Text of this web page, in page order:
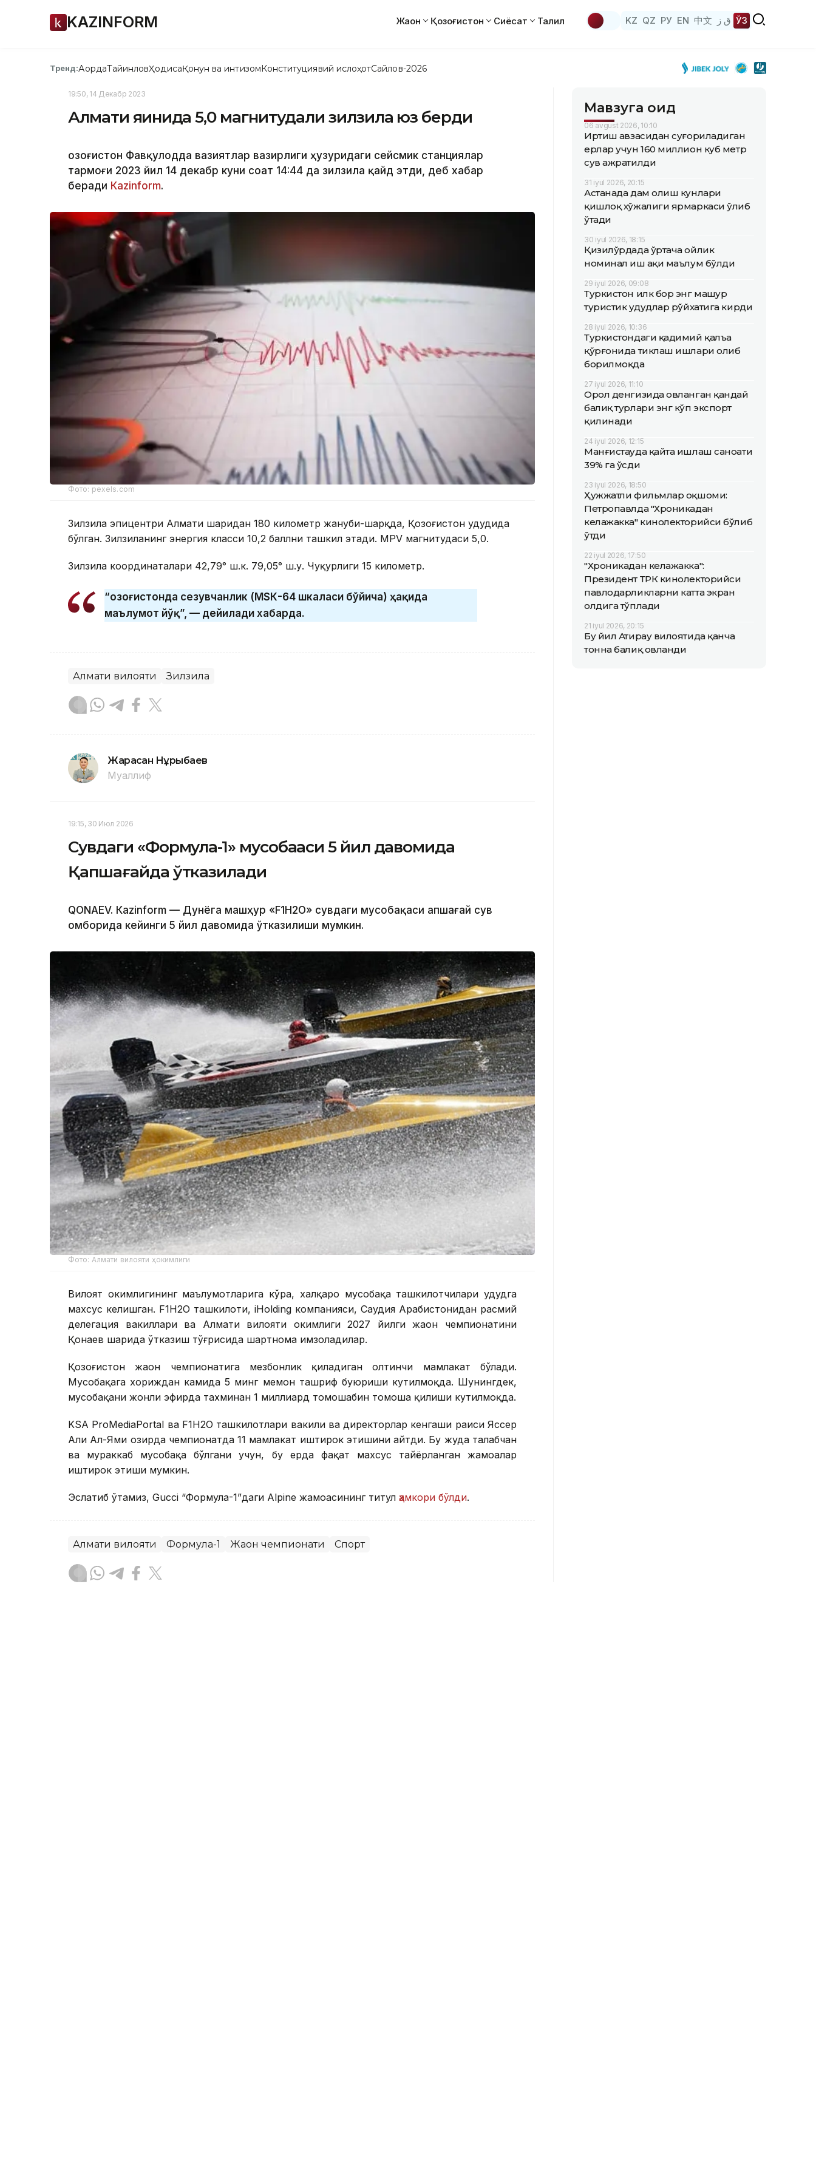
KAZINFORM Жаҳон Қозоғистон Сиёсат Таҳлил KZ QZ РУ EN 中文 ق ز ЎЗ
Тренд:АқордаТайинловҲодисаҚонун ва интизомКонституциявий ислоҳотСайлов-2026
19:50, 14 Декабр 2023
Алмати яқинида 5,0 магнитудали зилзила юз берди
Қозоғистон Фавқулодда вазиятлар вазирлиги ҳузуридаги сейсмик станциялар
тармоғи 2023 йил 14 декабр куни соат 14:44 да зилзила қайд этди, деб хабар
беради Каzinform.
Фото: pexels.com
Зилзила эпицентри Алмати шаҳридан 180 километр жануби-шарқда, Қозоғистон ҳудудида
бўлган. Зилзиланинг энергия класси 10,2 баллни ташкил этади. MPV магнитудаси 5,0.
Зилзила координаталари 42,79° ш.к. 79,05° ш.у. Чуқурлиги 15 километр.
“Қозоғистонда сезувчанлик (МSК-64 шкаласи бўйича) ҳақида
маълумот йўқ”, — дейилади хабарда.
Алмати вилояти Зилзила
Жарасқан Нұрыбаев
Муаллиф
19:15, 30 Июл 2026
Сувдаги «Формула-1» мусобақаси 5 йил давомида
Қапшағайда ўтказилади
QONAEV. Кazinform — Дунёга машҳур «F1H2O» сувдаги мусобақаси Қапшағай сув
омборида кейинги 5 йил давомида ўтказилиши мумкин.
Фото: Алмати вилояти ҳокимлиги
Вилоят ҳокимлигининг маълумотларига кўра, халқаро мусобақа ташкилотчилари ҳудудга
махсус келишган. F1H2O ташкилоти, iHolding компанияси, Саудия Арабистонидан расмий
делегация вакиллари ва Алмати вилояти ҳокимлиги 2027 йилги жаҳон чемпионатини
Қонаев шаҳрида ўтказиш тўғрисида шартнома имзоладилар.
Қозоғистон жаҳон чемпионатига мезбонлик қиладиган олтинчи мамлакат бўлади.
Мусобақага хориждан камида 5 минг меҳмон ташриф буюриши кутилмоқда. Шунингдек,
мусобақани жонли эфирда тахминан 1 миллиард томошабин томоша қилиши кутилмоқда.
KSA ProMediaPortal ва F1H2O ташкилотлари вакили ва директорлар кенгаши раиси Яссер
Али Ал-Ями ҳозирда чемпионатда 11 мамлакат иштирок этишини айтди. Бу жуда талабчан
ва мураккаб мусобақа бўлгани учун, бу ерда фақат махсус тайёрланган жамоалар
иштирок этиши мумкин.
Эслатиб ўтамиз, Gucci “Формула-1”даги Alpine жамоасининг титул ҳамкори бўлди.
Алмати вилояти Формула-1 Жаҳон чемпионати Спорт
Мавзуга оид
06 avgust 2026, 10:10
Иртиш ҳавзасидан суғориладиган
ерлар учун 160 миллион куб метр
сув ажратилди
31 iyul 2026, 20:15
Астанада дам олиш кунлари
қишлоқ хўжалиги ярмаркаси ўлиб
ўтади
30 iyul 2026, 18:15
Қизилўрдада ўртача ойлик
номинал иш ҳақи маълум бўлди
29 iyul 2026, 09:08
Туркистон илк бор энг машҳур
туристик ҳудудлар рўйхатига кирди
28 iyul 2026, 10:36
Туркистондаги қадимий қалъа
қўрғонида тиклаш ишлари олиб
борилмоқда
27 iyul 2026, 11:10
Орол денгизида овланган қандай
балиқ турлари энг кўп экспорт
қилинади
24 iyul 2026, 12:15
Манғистауда қайта ишлаш саноати
39% га ўсди
23 iyul 2026, 18:50
Ҳужжатли фильмлар оқшоми:
Петропавлда "Хроникадан
келажакка" кинолекторийси бўлиб
ўтди
22 iyul 2026, 17:50
"Хроникадан келажакка":
Президент ТРК кинолекторийси
павлодарликларни катта экран
олдига тўплади
21 iyul 2026, 20:15
Бу йил Атирау вилоятида қанча
тонна балиқ овланди